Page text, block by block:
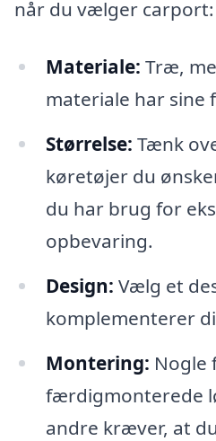
når du vælger carport:
Materiale: Træ,
materiale har sine
Størrelse: Tænk
køretøjer du
du har brug for
opbevaring.
Design: Vælg et
komplementerer
Montering: Nogle
færdigmonterede
andre kræver, at